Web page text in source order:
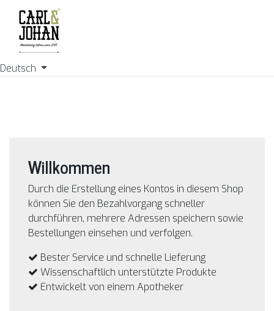
Deutsch
Willkommen
Durch die Erstellung eines Kontos in diesem Shop
können Sie den Bezahlvorgang schneller
durchführen, mehrere Adressen speichern sowie
Bestellungen einsehen und verfolgen.
Bester Service und schnelle Lieferung
Wissenschaftlich unterstützte Produkte
Entwickelt von einem Apotheker